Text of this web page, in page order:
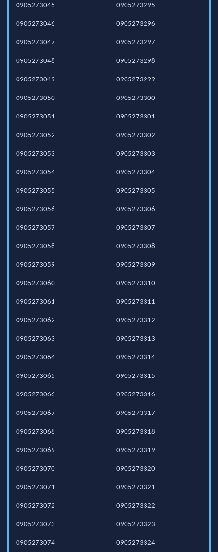
0905273045
0905273046
0905273047
0905273048
0905273049
0905273050
0905273051
0905273052
0905273053
0905273054
0905273055
0905273056
0905273057
0905273058
0905273059
0905273060
0905273061
0905273062
0905273063
0905273064
0905273065
0905273066
0905273067
0905273068
0905273069
0905273070
0905273071
0905273072
0905273073
0905273074
0905273295
0905273296
0905273297
0905273298
0905273299
0905273300
0905273301
0905273302
0905273303
0905273304
0905273305
0905273306
0905273307
0905273308
0905273309
0905273310
0905273311
0905273312
0905273313
0905273314
0905273315
0905273316
0905273317
0905273318
0905273319
0905273320
0905273321
0905273322
0905273323
0905273324